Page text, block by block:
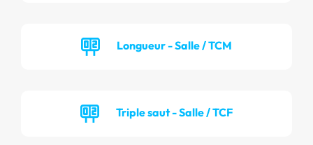
Longueur - Salle / TCM
Triple saut - Salle / TCF